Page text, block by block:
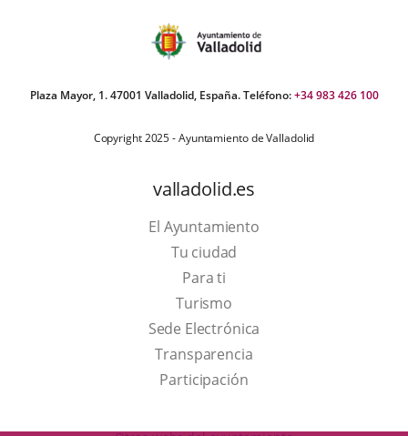
Plaza Mayor, 1. 47001 Valladolid, España. Teléfono:+34 983 426 100
Copyright 2025 - Ayuntamiento de Valladolid
valladolid.es
El Ayuntamiento
Tu ciudad
Para ti
TurismoThis
link
will
open
a
Sede Electrónica
Transparencia
Participación